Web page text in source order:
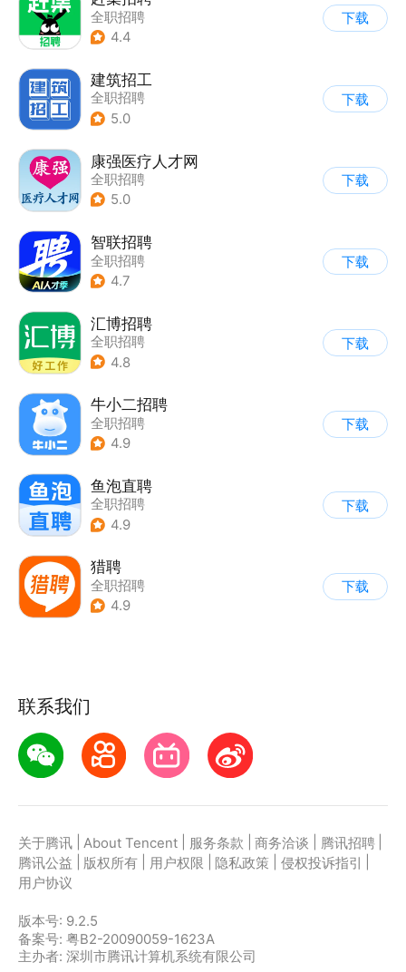
全职招聘
4.4
下载
建筑招工
全职招聘
5.0
下载
康强医疗人才网
全职招聘
5.0
下载
智联招聘
全职招聘
4.7
下载
汇博招聘
全职招聘
4.8
下载
牛小二招聘
全职招聘
4.9
下载
鱼泡直聘
全职招聘
4.9
下载
猎聘
全职招聘
4.9
下载
联系我们
关于腾讯 About Tencent 服务条款 商务洽谈 腾讯招聘
腾讯公益
版权所有 用户权限 隐私政策 侵权投诉指引
用户协议
版本号: 9.2.5
备案号: 粤B2-20090059-1623A
主办者: 深圳市腾讯计算机系统有限公司